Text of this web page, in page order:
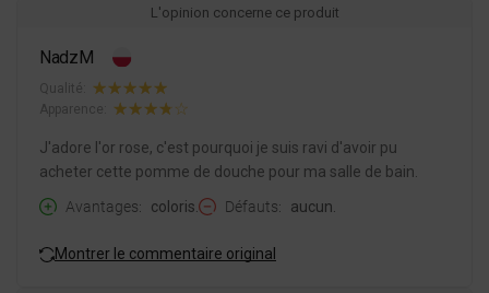
L'opinion concerne ce produit
NadzM
Qualité:
Apparence:
J'adore l'or rose, c'est pourquoi je suis ravi d'avoir pu
acheter cette pomme de douche pour ma salle de bain.
Avantages
coloris. Défauts aucun.
Montrer le commentaire original